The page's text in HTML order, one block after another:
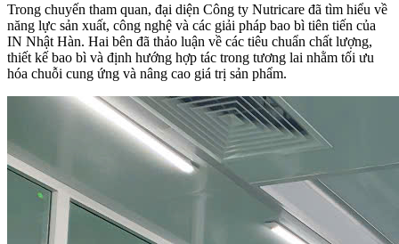
Trong chuyến tham quan, đại diện Công ty Nutricare đã tìm hiểu về
năng lực sản xuất, công nghệ và các giải pháp bao bì tiên tiến của
IN Nhật Hàn. Hai bên đã thảo luận về các tiêu chuẩn chất lượng,
thiết kế bao bì và định hướng hợp tác trong tương lai nhằm tối ưu
hóa chuỗi cung ứng và nâng cao giá trị sản phẩm.